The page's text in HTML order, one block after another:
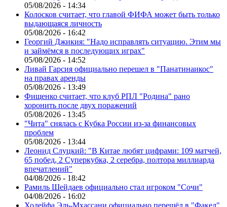
05/08/2026 - 14:34
Колосков считает, что главой ФИФА может быть только
выдающаяся личность
05/08/2026 - 16:42
Георгий Джикия: "Надо исправлять ситуацию. Этим мы
и займёмся в последующих играх"
05/08/2026 - 14:52
Ливай Гарсия официально перешел в "Панатинаикос"
на правах аренды
05/08/2026 - 13:49
Фищенко считает, что клуб РПЛ "Родина" рано
хоронить после двух поражений
05/08/2026 - 13:45
"Чита" снялась с Кубка России из-за финансовых
проблем
05/08/2026 - 13:44
Леонид Слуцкий: "В Китае любят цифрами: 109 матчей,
65 побед, 2 Суперкубка, 2 серебра, полтора миллиарда
впечатлений"
04/08/2026 - 18:42
Рамиль Шейдаев официально стал игроком "Сочи"
04/08/2026 - 16:02
Ходейфа Эль-Мхассани официально перешёл в "Факел"